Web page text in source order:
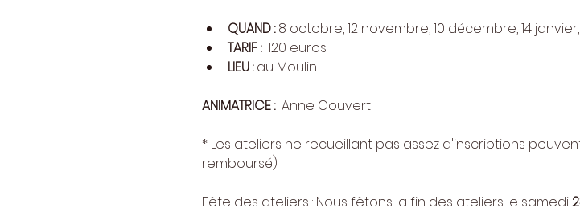
QUAND : 8 octobre, 12 novembre, 10 décembre, 14 janvier,
TARIF : 120 euros
LIEU : au Moulin
ANIMATRICE : Anne Couvert
​* Les ateliers ne recueillant pas assez d'inscriptions
remboursé)
Fête des ateliers : Nous fêtons la fin des ateliers le samedi